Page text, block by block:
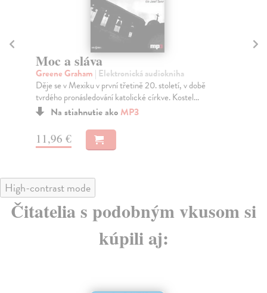
Moc a sláva
Greene Graham | Elektronická audiokniha
Děje se v Mexiku v první třetině 20. století, v době
tvrdého pronásledování katolické církve. Kostel...
Na stiahnutie ako MP3
11,96 €
High-contrast mode
Čitatelia s podobným vkusom si
kúpili aj: